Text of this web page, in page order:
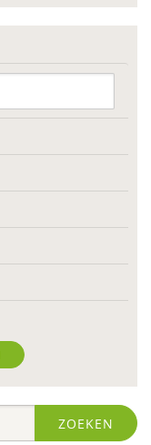
ZOEKEN